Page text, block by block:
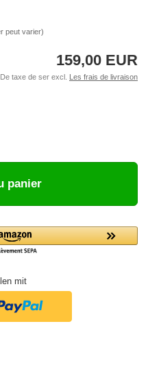
peut varier)
159,00 EUR
taxe de ser excl. Les frais de livraison
panier
mit